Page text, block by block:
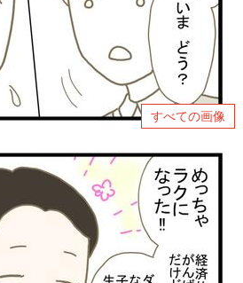
すべての画像